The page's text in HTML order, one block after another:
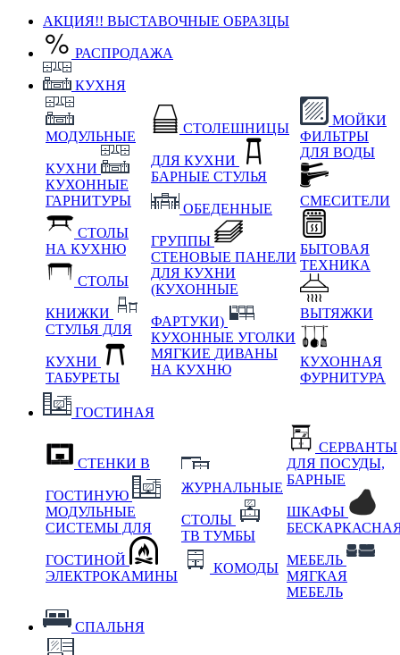
АКЦИЯ!! ВЫСТАВОЧНЫЕ ОБРАЗЦЫ
РАСПРОДАЖА
КУХНЯ
МОДУЛЬНЫЕ
КУХНИ
КУХОННЫЕ
ГАРНИТУРЫ
СТОЛЫ
НА КУХНЮ
СТОЛЫ
КНИЖКИ
СТУЛЬЯ ДЛЯ
КУХНИ
ТАБУРЕТЫ
СТОЛЕШНИЦЫ
ДЛЯ КУХНИ
БАРНЫЕ СТУЛЬЯ
ОБЕДЕННЫЕ
ГРУППЫ
СТЕНОВЫЕ ПАНЕЛИ
ДЛЯ КУХНИ
(КУХОННЫЕ
ФАРТУКИ)
КУХОННЫЕ УГОЛКИ
МЯГКИЕ ДИВАНЫ
НА КУХНЮ
МОЙКИ
ФИЛЬТРЫ
ДЛЯ ВОДЫ
СМЕСИТЕЛИ
БЫТОВАЯ
ТЕХНИКА
ВЫТЯЖКИ
КУХОННАЯ
ФУРНИТУРА
ГОСТИНАЯ
СТЕНКИ В
ГОСТИНУЮ
МОДУЛЬНЫЕ
СИСТЕМЫ ДЛЯ
ГОСТИНОЙ
ЭЛЕКТРОКАМИНЫ
ЖУРНАЛЬНЫЕ
СТОЛЫ
ТВ ТУМБЫ
КОМОДЫ
СЕРВАНТЫ
ДЛЯ ПОСУДЫ,
БАРНЫЕ
ШКАФЫ
МЕБЕЛЬ
МЯГКАЯ
МЕБЕЛЬ
СПАЛЬНЯ